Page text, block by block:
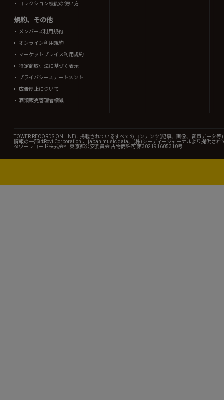
コレクション機能の使い方
規約、その他
メンバーズ利用規約
オンライン利用規約
マーケットプレイス利用規約
特定商取引法に基づく表示
プライバシーステートメント
広告停止について
酒類販売管理者標識
TOWER RECORDS ONLINEに掲載されているすべてのコンテンツ(記事、画像、音声デー
情報の一部はRovi Corporation.、japan music data、(株)シーディージャーナルより提供され
タワーレコード株式会社 東京都公安委員会 古物商許可 第302191605310号